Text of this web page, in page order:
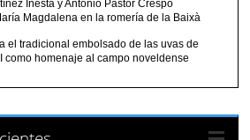
Iñesta y Antonio Pastor Crespo
Magdalena en la romería de la Baixà
el tradicional embolsado de las uvas de
como homenaje al campo noveldense